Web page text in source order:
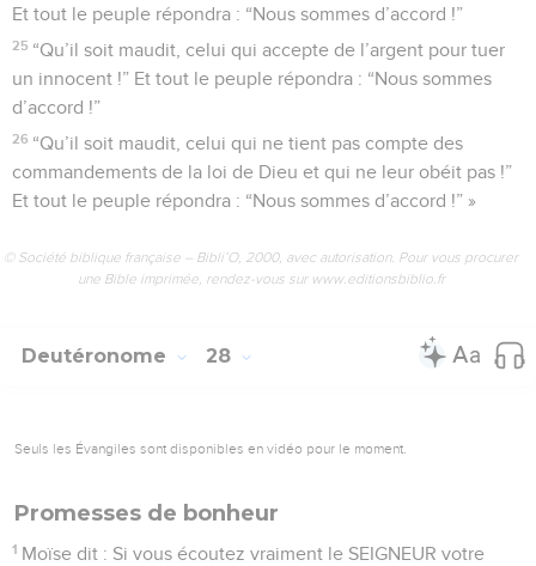
Et tout le peuple répondra : “Nous sommes d’accord !”
25 “Qu’il soit maudit, celui qui accepte de l’argent pour tuer
un innocent !” Et tout le peuple répondra : “Nous sommes
d’accord !”
26 “Qu’il soit maudit, celui qui ne tient pas compte des
commandements de la loi de Dieu et qui ne leur obéit pas !”
Et tout le peuple répondra : “Nous sommes d’accord !” »
© Société biblique française – Bibli’O, 2000, avec autorisation. Pour vous procurer
une Bible imprimée, rendez-vous sur www.editionsbiblio.fr
Deutéronome 28
Seuls les Évangiles sont disponibles en vidéo pour le moment.
Promesses de bonheur
1 Moïse dit : Si vous écoutez vraiment le SEIGNEUR votre